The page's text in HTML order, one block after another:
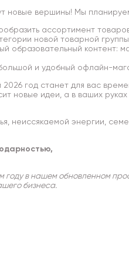
новые вершины! Мы
ассортимент
новой товарной группы
образовательный контент:
и удобный офлайн-
2026 год станет для вас
новые идеи, а в ваших
неиссякаемой энергии,
году в нашем обновленном
бизнеса.